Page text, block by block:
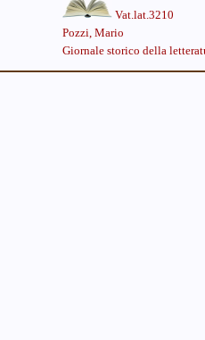
Vat.lat.3210
Pozzi, Mario
Giornale storico della